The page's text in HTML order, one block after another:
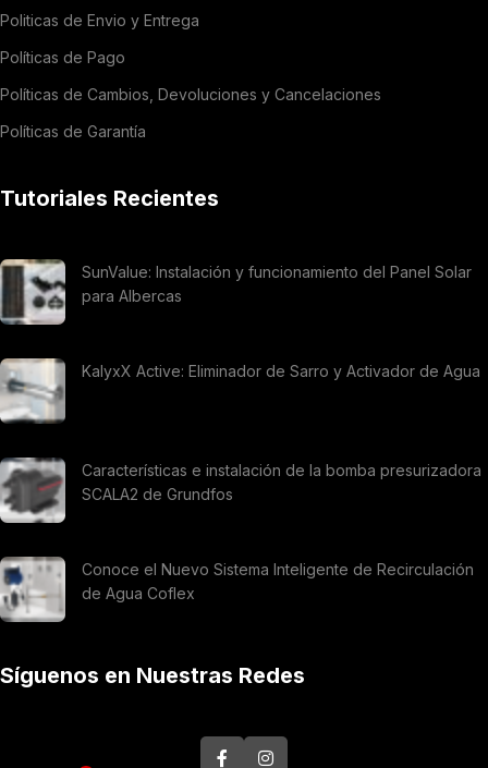
Politicas de Envio y Entrega
Políticas de Pago
Políticas de Cambios, Devoluciones y Cancelaciones
Políticas de Garantía
Tutoriales Recientes
SunValue: Instalación y funcionamiento del Panel Solar
para Albercas
KalyxX Active: Eliminador de Sarro y Activador de Agua
Características e instalación de la bomba presurizadora
SCALA2 de Grundfos
Conoce el Nuevo Sistema Inteligente de Recirculación
de Agua Coflex
Síguenos en Nuestras Redes